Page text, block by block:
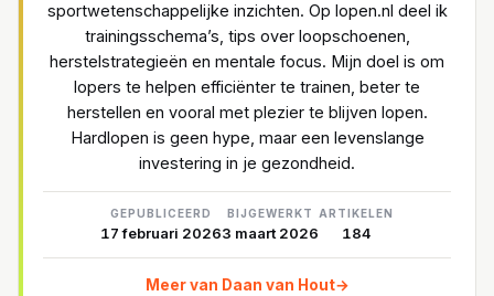
sportwetenschappelijke inzichten. Op lopen.nl deel ik
trainingsschema’s, tips over loopschoenen,
herstelstrategieën en mentale focus. Mijn doel is om
lopers te helpen efficiënter te trainen, beter te
herstellen en vooral met plezier te blijven lopen.
Hardlopen is geen hype, maar een levenslange
investering in je gezondheid.
GEPUBLICEERD
17 februari 2026
BIJGEWERKT
3 maart 2026
ARTIKELEN
184
Meer van Daan van Hout→